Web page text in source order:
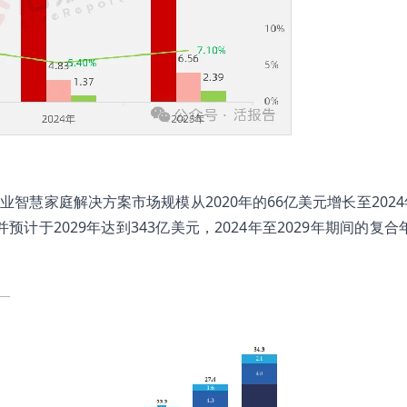
智慧家庭解决方案市场规模从2020年的66亿美元增长至
计于2029年达到343亿美元，2024年至2029年期间的复合